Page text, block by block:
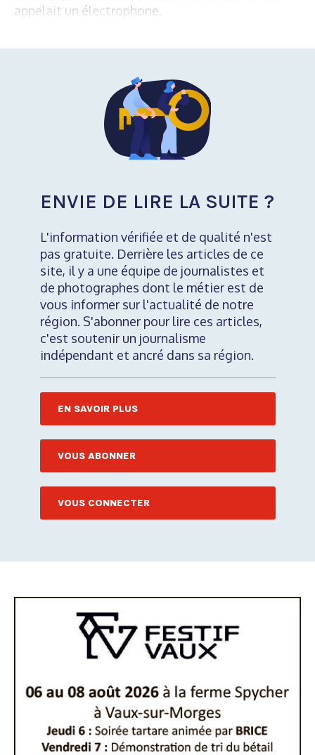
appelait un électrophone.
ENVIE DE LIRE LA SUITE ?
L'information vérifiée et de qualité n'est
pas gratuite. Derrière les articles de ce
site, il y a une équipe de journalistes et
de photographes dont le métier est de
vous informer sur l'actualité de notre
région. S'abonner pour lire ces articles,
c'est soutenir un journalisme
indépendant et ancré dans sa région.
EN SAVOIR PLUS
VOUS ABONNER
VOUS CONNECTER